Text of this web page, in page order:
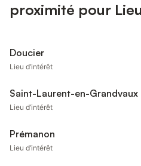
proximité pour
Doucier
Lieu d’intérêt
Saint-Laurent-en-Grandvaux
Lieu d’intérêt
Prémanon
Lieu d’intérêt